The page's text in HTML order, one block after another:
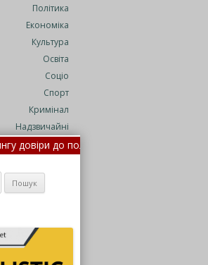
Політика
Економіка
Культура
Освіта
Соціо
Спорт
Кримінал
Надзвичайні
політичних лідерів зайняв шосте місце
правила госпіталізації: потрапити